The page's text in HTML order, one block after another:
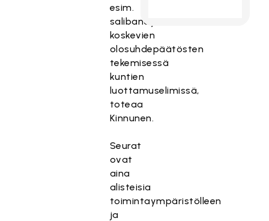
esim.
salibandya
koskevien
olosuhdepäätösten
tekemisessä
kuntien
luottamuselimissä,
toteaa
Kinnunen.
Seurat
ovat
aina
alisteisia
toimintaympäristölleen
ja